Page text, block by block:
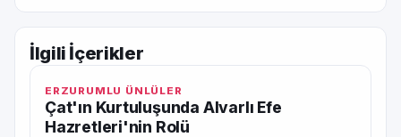
İlgili İçerikler
ERZURUMLU ÜNLÜLER
Çat'ın Kurtuluşunda Alvarlı Efe
Hazretleri'nin Rolü